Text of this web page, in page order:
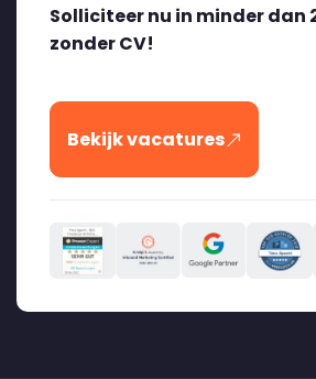
Solliciteer nu in minder dan
zonder CV!
Bekijk vacatures